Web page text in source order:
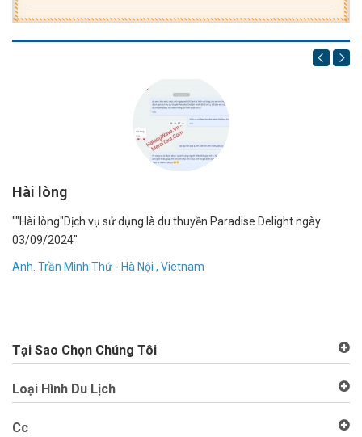
Hài lòng
""Hài lòng"Dịch vụ sử dụng là du thuyền Paradise Delight ngày
03/09/2024"
Anh. Trần Minh Thứ - Hà Nội , Vietnam
Tại Sao Chọn Chúng Tôi
Loại Hình Du Lịch
Cc